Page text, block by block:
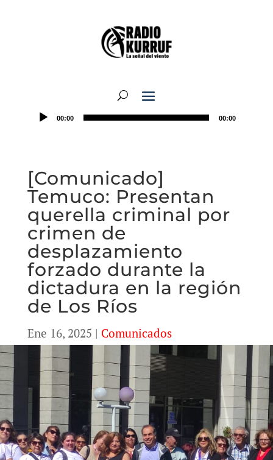
00:00 00:00
[Comunicado]
Temuco: Presentan
querella criminal por
crimen de
desplazamiento
forzado durante la
dictadura en la región
de Los Ríos
Ene 16, 2025 | Comunicados